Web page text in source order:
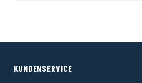
KUNDENSERVICE